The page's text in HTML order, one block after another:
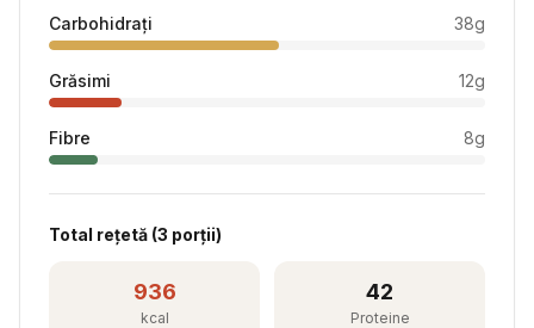
Carbohidrați 38g
Grăsimi 12g
Fibre 8g
Total rețetă (3 porții)
936
kcal
42
Proteine